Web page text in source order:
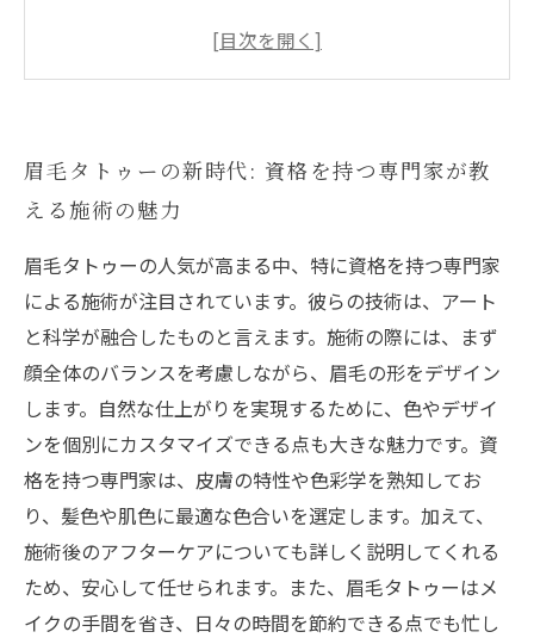
自分にぴったりの眉毛タトゥー: カスタマイズの
利点
自然な仕上がりを実現: 眉毛タトゥーの施術方法
眉毛タトゥーを通じて自分の美しさを引き出す
あなたも体験してみて: 資格を持つ専門家が提供
する眉毛タトゥーの全貌
眉毛タトゥーの新時代: 資格を持つ専門家が教
える施術の魅力
眉毛タトゥーの人気が高まる中、特に資格を持つ専門家
による施術が注目されています。彼らの技術は、アート
と科学が融合したものと言えます。施術の際には、まず
顔全体のバランスを考慮しながら、眉毛の形をデザイン
します。自然な仕上がりを実現するために、色やデザイ
ンを個別にカスタマイズできる点も大きな魅力です。資
格を持つ専門家は、皮膚の特性や色彩学を熟知してお
り、髪色や肌色に最適な色合いを選定します。加えて、
施術後のアフターケアについても詳しく説明してくれる
ため、安心して任せられます。また、眉毛タトゥーはメ
イクの手間を省き、日々の時間を節約できる点でも忙し